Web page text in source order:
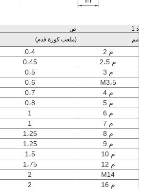
د 1 ص
مم
(ملعب كورة قدم)
م 2 0،4
م 2،5
0،45
م 3
0،5
M3،5
0،6
م 4
0،7
م 5
0،8
م 6
م 7
م 8
1،25
م 9
1،25
م 10
1،5
م 12
1،75
M14
م 16